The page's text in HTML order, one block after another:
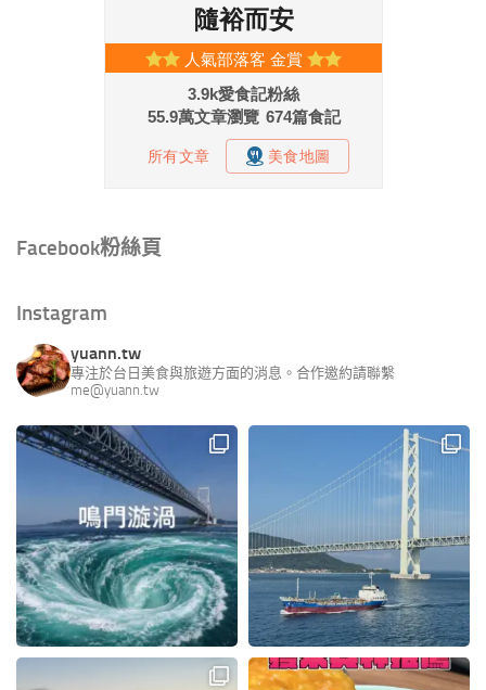
Facebook粉絲頁
Instagram
yuann.tw
專注於台日美食與旅遊方面的消息。合作邀約請聯繫
me@yuann.tw